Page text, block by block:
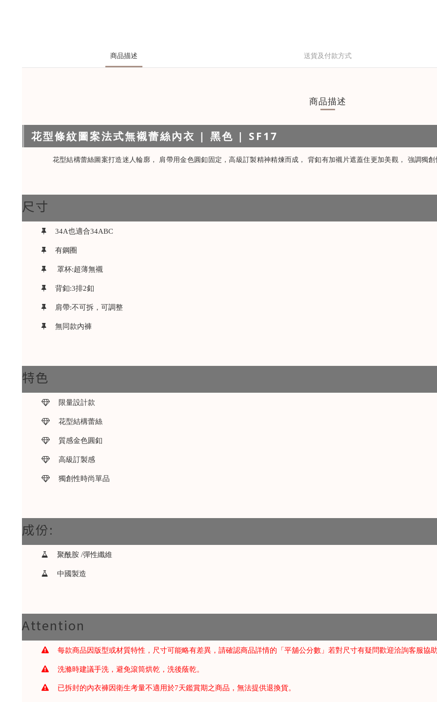
商品描述 送貨及付款方式
商品描述
花型條紋圖案法式無襯蕾絲內衣 | 黑色 | SF17
花型結構蕾絲圖案打造迷人輪廓， 肩帶用金色圓釦固定，高級訂製精神精煉而成， 背釦有加襯片遮蓋住更加美觀， 強調獨
尺寸
34A也適合34ABC
有鋼圈
罩杯:超薄無襯
背釦:3排2釦
肩帶:不可拆，可調整
無同款內褲
特色
限量設計款
花型結構蕾絲
質感金色圓釦
高級訂製感
獨創性時尚單品
成份:
聚酰胺 /彈性纖維
中國製造
Attention
每款商品因版型或材質特性，尺寸可能略有差異，請確認商品詳情的「平舖公分數」若對尺寸有疑問歡迎洽詢客服協
洗滌時建議手洗，避免滾筒烘乾，洗後蔭乾。
已拆封的內衣褲因衛生考量不適用於7天鑑賞期之商品，無法提供退換貨。